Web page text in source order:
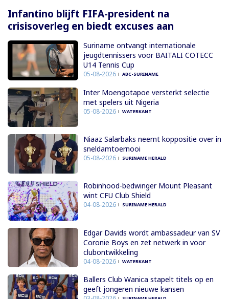
Infantino blijft FIFA-president na
crisisoverleg en biedt excuses aan
Suriname ontvangt internationale
jeugdtennissers voor BAITALI COTECC
U14 Tennis Cup
05-08-2026 ABC-SURINAME
Inter Moengotapoe versterkt selectie
met spelers uit Nigeria
05-08-2026 WATERKANT
Niaaz Salarbaks neemt koppositie over in
sneldamtoernooi
05-08-2026 SURINAME HERALD
Robinhood-bedwinger Mount Pleasant
wint CFU Club Shield
04-08-2026 SURINAME HERALD
Edgar Davids wordt ambassadeur van SV
Coronie Boys en zet netwerk in voor
clubontwikkeling
04-08-2026 WATERKANT
Ballers Club Wanica stapelt titels op en
geeft jongeren nieuwe kansen